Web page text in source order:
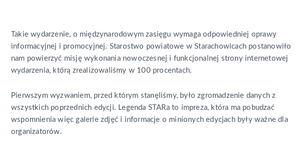
Takie wydarzenie, o międzynarodowym zasięgu wymaga odpowiedniej oprawy
informacyjnej i promocyjnej. Starostwo powiatowe w Starachowicach postanowiło
nam powierzyć misję wykonania nowoczesnej i funkcjonalnej strony internetowej
wydarzenia, którą zrealizowaliśmy w 100 procentach.
Pierwszym wyzwaniem, przed którym stanęliśmy, było zgromadzenie danych z
wszystkich poprzednich edycji. Legenda STARa to impreza, która ma pobudzać
wspomnienia więc galerie zdjęć i informacje o minionych edycjach były ważne dla
organizatorów.